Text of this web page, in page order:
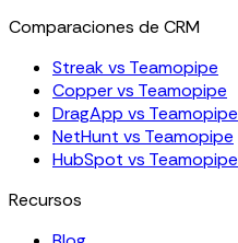
Comparaciones de CRM
Streak vs Teamopipe
Copper vs Teamopipe
DragApp vs Teamopipe
NetHunt vs Teamopipe
HubSpot vs Teamopipe
Recursos